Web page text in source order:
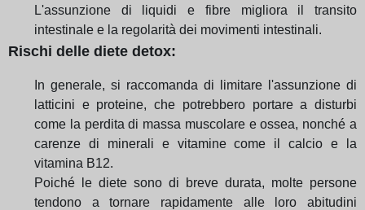
L'assunzione di liquidi e fibre migliora il transito
intestinale e la regolarità dei movimenti intestinali.
Rischi delle diete detox:
In generale, si raccomanda di limitare l'assunzione di
latticini e proteine, che potrebbero portare a disturbi
come la perdita di massa muscolare e ossea, nonché a
carenze di minerali e vitamine come il calcio e la
vitamina B12.
Poiché le diete sono di breve durata, molte persone
tendono a tornare rapidamente alle loro abitudini